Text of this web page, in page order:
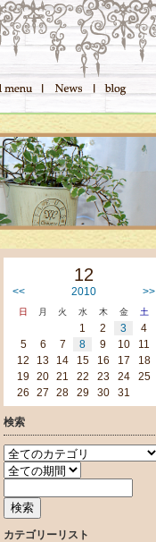
12
<< 2010 >>
日 月 火 水 木 金 土
1 2 3
4
5
6 7 8 9 10
11
12
13 14 15 16 17
18
19
20 21 22 23 24
25
26
27 28 29 30 31
検索
カテゴリーリスト